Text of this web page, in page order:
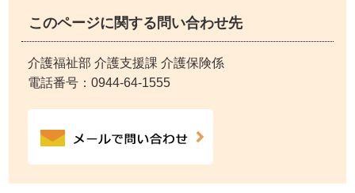
このページに関する問い合わせ先
介護福祉部 介護支援課 介護保険係
電話番号：0944-64-1555